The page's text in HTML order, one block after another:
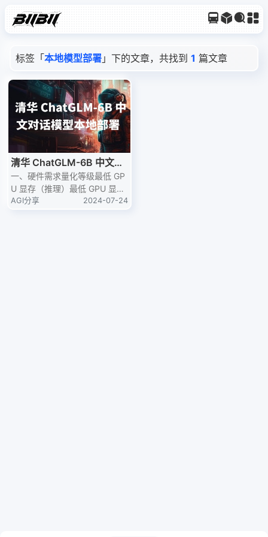
标签「 本地模型部署 」下的文章，共找到 1 篇文章
清华 ChatGLM-6B 中文对
话模型本地部署
一、硬件需求量化等级最低 GP
U 显存（推理）最低 GPU 显存
（高效参数微调）FP16（无量
AGI分享 2024-07-24